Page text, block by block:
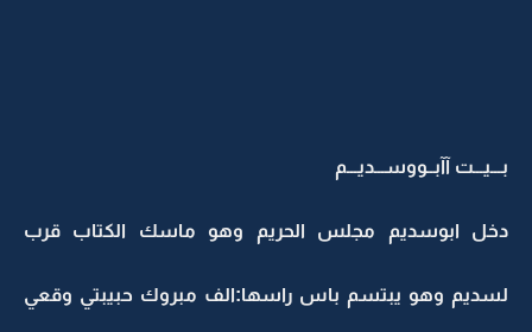
بـــيـــت آآبــووســـديـــم
دخل ابوسديم مجلس الحريم وهو ماسك الكتاب قرب
لسديم وهو يبتسم باس راسها:الف مبروك حبيبتي وقعي